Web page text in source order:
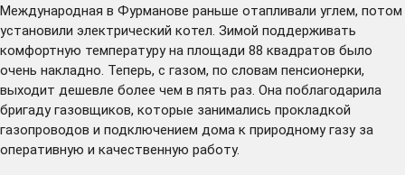
Международная в Фурманове раньше отапливали углем, потом
установили электрический котел. Зимой поддерживать
комфортную температуру на площади 88 квадратов было
очень накладно. Теперь, с газом, по словам пенсионерки,
выходит дешевле более чем в пять раз. Она поблагодарила
бригаду газовщиков, которые занимались прокладкой
газопроводов и подключением дома к природному газу за
оперативную и качественную работу.